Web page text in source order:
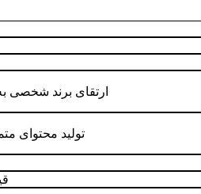
ارتقای برند شخصی
تولید محتوای